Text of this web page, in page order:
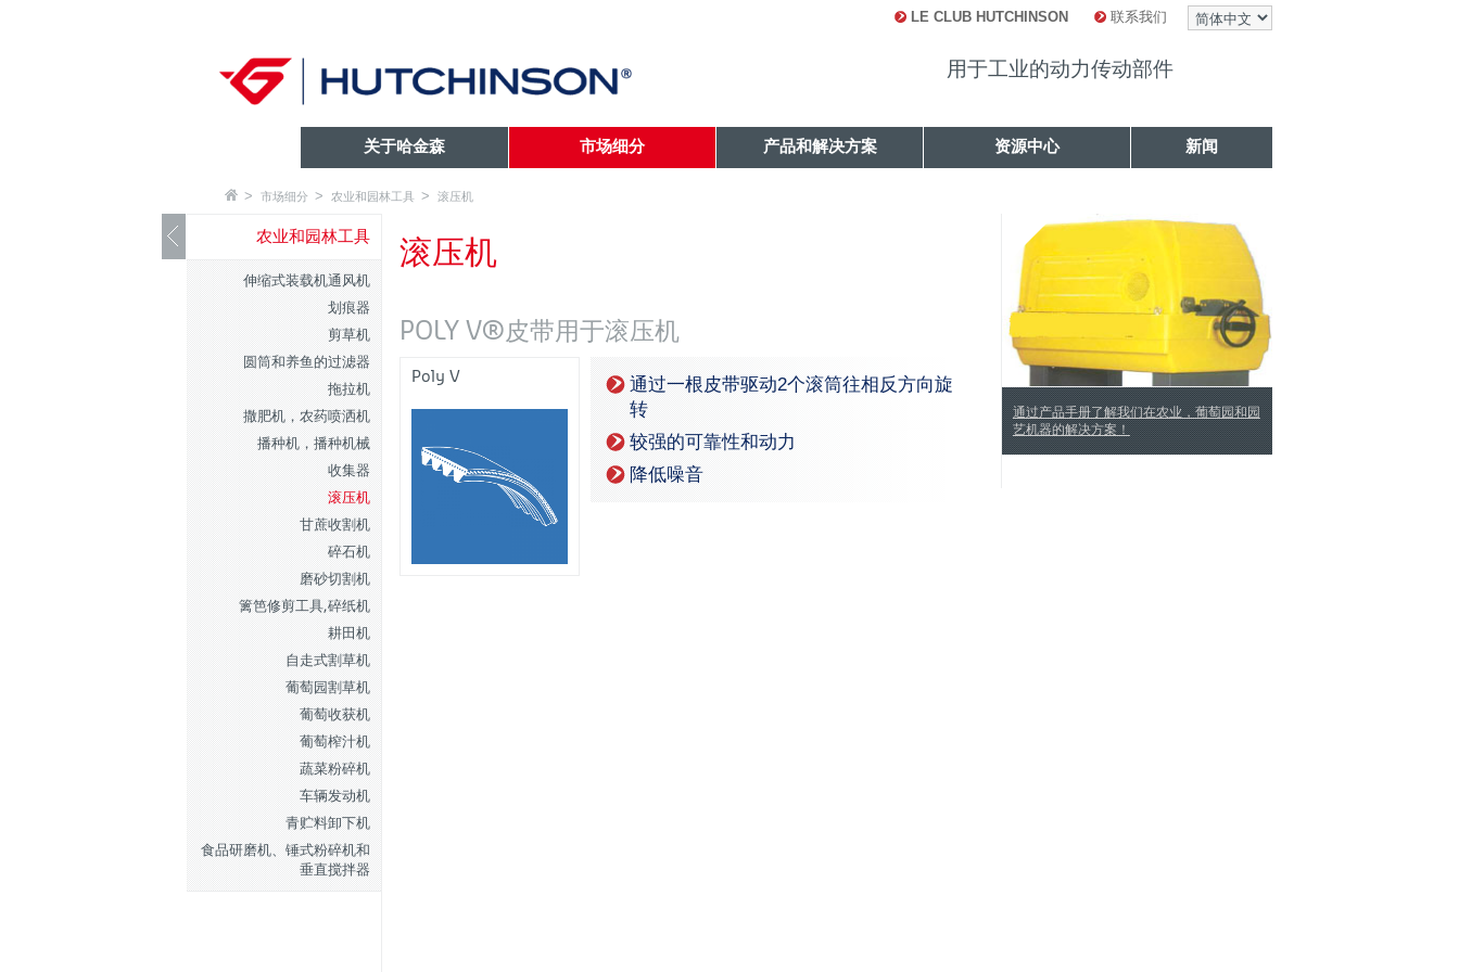
LE CLUB HUTCHINSON 联系我们
用于工业的动力传动部件
关于哈金森 市场细分 产品和解决方案 资源中心 新闻
市场细分 农业和园林工具 滚压机
农业和园林工具
伸缩式装载机通风机
划痕器
剪草机
圆筒和养鱼的过滤器
拖拉机
撒肥机，农药喷洒机
播种机，播种机械
收集器
滚压机
甘蔗收割机
碎石机
磨砂切割机
篱笆修剪工具,碎纸机
耕田机
自走式割草机
葡萄园割草机
葡萄收获机
葡萄榨汁机
蔬菜粉碎机
车辆发动机
青贮料卸下机
食品研磨机、锤式粉碎机和
垂直搅拌器
滚压机
POLY V®皮带用于滚压机
Poly V
通过一根皮带驱动2个滚筒往相反方向旋
转
较强的可靠性和动力
降低噪音
通过产品手册了解我们在农业，葡萄园和园
艺机器的解决方案！